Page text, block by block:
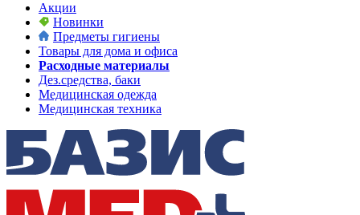
Акции
Новинки
Предметы гигиены
Товары для дома и офиса
Расходные материалы
Дез.средства, баки
Медицинская одежда
Медицинская техника